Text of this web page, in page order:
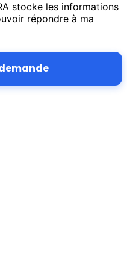
stocke les informations
répondre à ma